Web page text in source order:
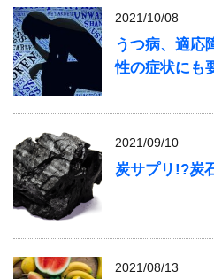
2021/10/08
うつ病、適応
性の症状にも
2021/09/10
炭サプリ!?炭
2021/08/13